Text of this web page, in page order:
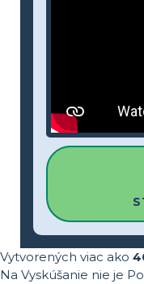
Vytvorených viac ako
Na Vyskúšanie nie je